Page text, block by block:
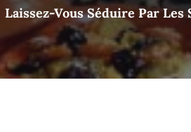
Contactez-nous
Laissez-Vous Séduire Par Les